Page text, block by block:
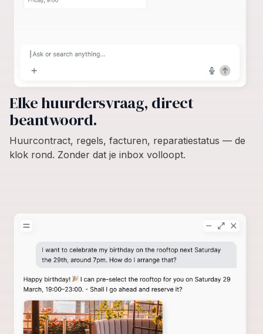
Elke huurdersvraag, direct
beantwoord.
Huurcontract, regels, facturen, reparatiestatus — de
klok rond. Zonder dat je inbox volloopt.